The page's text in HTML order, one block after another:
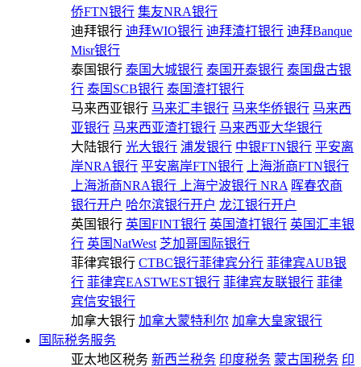
侨FTN银行 集友NRA银行
迪拜银行 迪拜WIO银行 迪拜渣打银行 迪拜Banque
Misr银行
泰国银行 泰国大城银行 泰国开泰银行 泰国盘古银
行 泰国SCB银行 泰国渣打银行
马来西亚银行 马来汇丰银行 马来华侨银行 马来西
亚银行 马来西亚渣打银行 马来西亚大华银行
大陆银行 光大银行 浦发银行 中银FTN银行 平安离
岸NRA银行 平安离岸FTN银行
上海浙商FTN银行
上海浙商NRA银行
上海宁波银行 NRA 晖春农商
银行开户 哈尔滨银行开户 龙江银行开户
英国银行 英国FINT银行 英国渣打银行 英国汇丰银
行 英国NatWest 芝加哥国际银行
菲律宾银行 CTBC银行菲律宾分行 菲律宾AUB银
行 菲律宾EASTWEST银行 菲律宾友联银行 菲律
宾信安银行
加拿大银行 加拿大蒙特利尔 加拿大皇家银行
国际税务服务
亚太地区税务 新西兰税务 印度税务 蒙古国税务 印